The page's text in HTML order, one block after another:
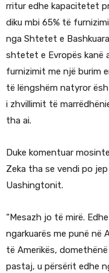
rritur edhe kapacitetet
diku mbi 65% të
nga Shtetet e
shtetet e Evropës kanë
furnizimit me një burim
të lëngshëm natyror
i zhvillimit të
tha ai.
Duke komentuar
Zeka tha se vendi po
Uashingtonit.
“Mesazh jo të mirë.
ngarkuarës me punë në
të Amerikës,
pastaj, u përsërit edhe